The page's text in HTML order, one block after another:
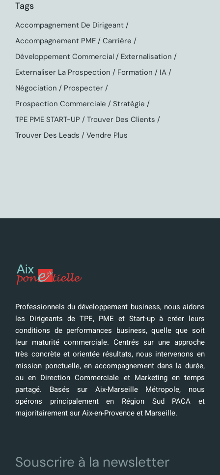
Tags
Accompagnement De Dirigeant
Accompagnement PME
Carrière
Développement Commercial
Externalisation
Externaliser La Prospection
Formation
IA
Négociation
Prospecter
Prospection Commerciale
Stratégie
TPE PME START-UP
Trouver Des Clients
Trouver Des Leads
Vendre Plus
Professionnels du développement business, nous aidons
les Dirigeants de TPE, PME et Start-up à créer leurs
conditions de performances business, quelle que soit
leur maturité commerciale. Centrés sur une approche
très concrète et orientée résultats, nous intervenons en
mission ponctuelle, en accompagnement dans la durée,
ou en Direction Commerciale et Marketing en temps
partagé. Basés sur Aix-Marseille Métropole, nous
opérons principalement en Région Sud PACA et
majoritairement sur Aix-en-Provence et Marseille.
Souscrire à la newsletter